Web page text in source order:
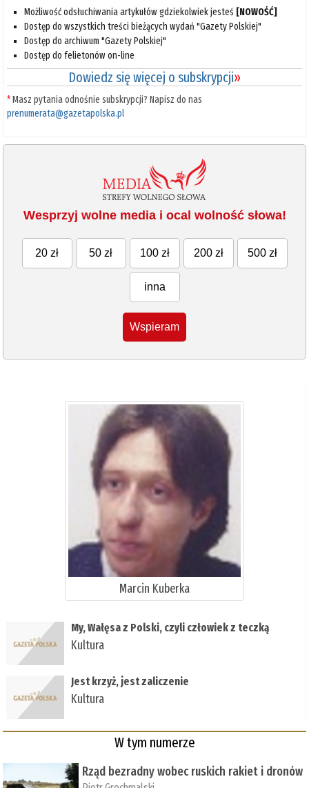
Możliwość odsłuchiwania artykułów gdziekolwiek jesteś [NOWOŚĆ]
Dostęp do wszystkich treści bieżących wydań "Gazety Polskiej"
Dostęp do archiwum "Gazety Polskiej"
Dostęp do felietonów on-line
Dowiedz się więcej o subskrypcji»
*Masz pytania odnośnie subskrypcji? Napisz do nas
prenumerata@gazetapolska.pl
Wesprzyj wolne media i ocal wolność słowa!
20 zł 50 zł 100 zł 200 zł 500 zł
inna
Wspieram
Marcin Kuberka
My, Wałęsa z Polski, czyli człowiek z teczką
Kultura
Jest krzyż, jest zaliczenie
Kultura
W tym numerze
Rząd bezradny wobec ruskich rakiet i dronów